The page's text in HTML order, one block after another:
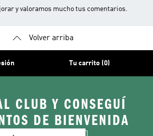
y valoramos mucho tus comentarios.
Volver arriba
Tu carrito (0)
CLUB Y CONSEGUÍ
DE BIENVENIDA